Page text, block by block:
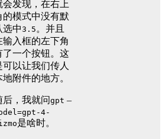
会发现，在右上
的模式中没有默
选中3.5 。并且
输入框的左下角
了一个按钮。这
可以让我们传人
地附件的地方。
后，我就问gpt –
4-
是啥时。